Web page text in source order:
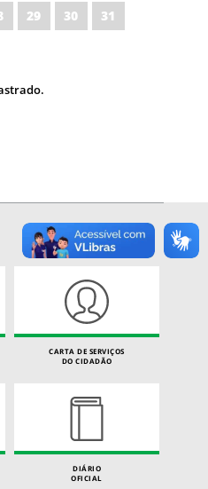
29 30 31
CARTA DE SERVIÇOS
DO CIDADÃO
DIÁRIO
OFICIAL